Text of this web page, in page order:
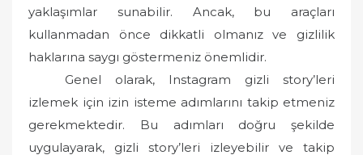
yaklaşımlar sunabilir. Ancak, bu araçları
kullanmadan önce dikkatli olmanız ve gizlilik
haklarına saygı göstermeniz önemlidir.
Genel olarak, Instagram gizli story’leri
izlemek için izin isteme adımlarını takip etmeniz
gerekmektedir. Bu adımları doğru şekilde
uygulayarak, gizli story’leri izleyebilir ve takip